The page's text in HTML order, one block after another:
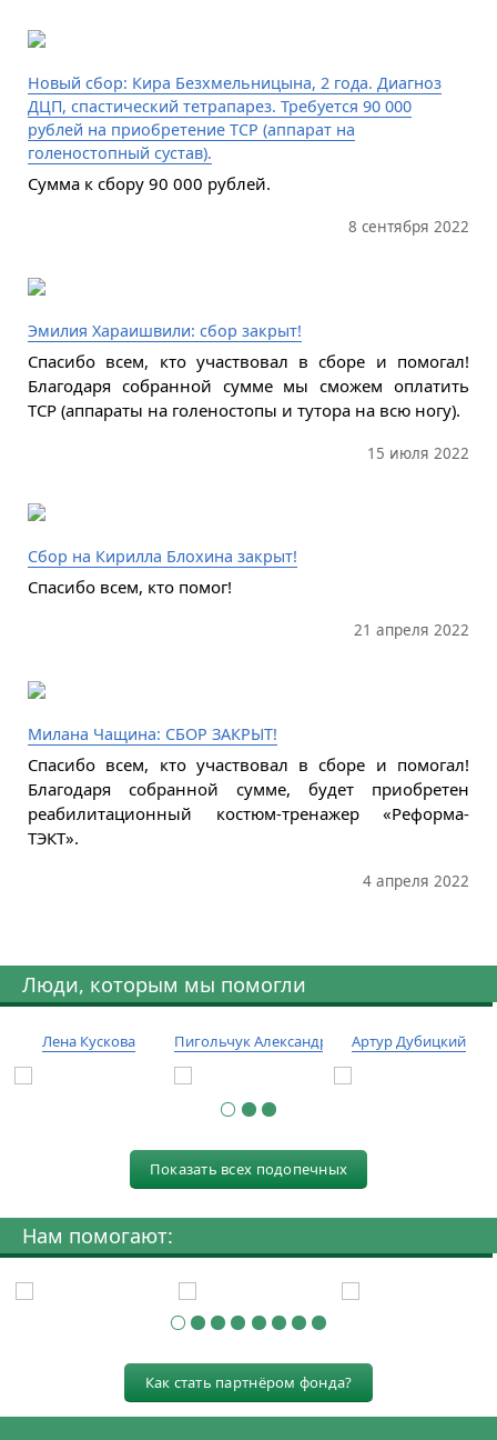
Новый сбор: Кира Безхмельницына, 2 года. Диагноз
ДЦП, спастический тетрапарез. Требуется 90 000
рублей на приобретение ТСР (аппарат на
голеностопный сустав).
Сумма к сбору 90 000 рублей.
8 сентября 2022
Эмилия Хараишвили: сбор закрыт!
Спасибо всем, кто участвовал в сборе и помогал!
Благодаря собранной сумме мы сможем оплатить
ТСР (аппараты на голеностопы и тутора на всю ногу).
15 июля 2022
Сбор на Кирилла Блохина закрыт!
Спасибо всем, кто помог!
21 апреля 2022
Милана Чащина: СБОР ЗАКРЫТ!
Спасибо всем, кто участвовал в сборе и помогал!
Благодаря собранной сумме, будет приобретен
реабилитационный костюм-тренажер «Реформа-
ТЭКТ».
4 апреля 2022
Люди, которым мы помогли
Лена Кускова Пигольчук Александр Артур Дубицкий
Показать всех подопечных
Нам помогают:
Как стать партнёром фонда?